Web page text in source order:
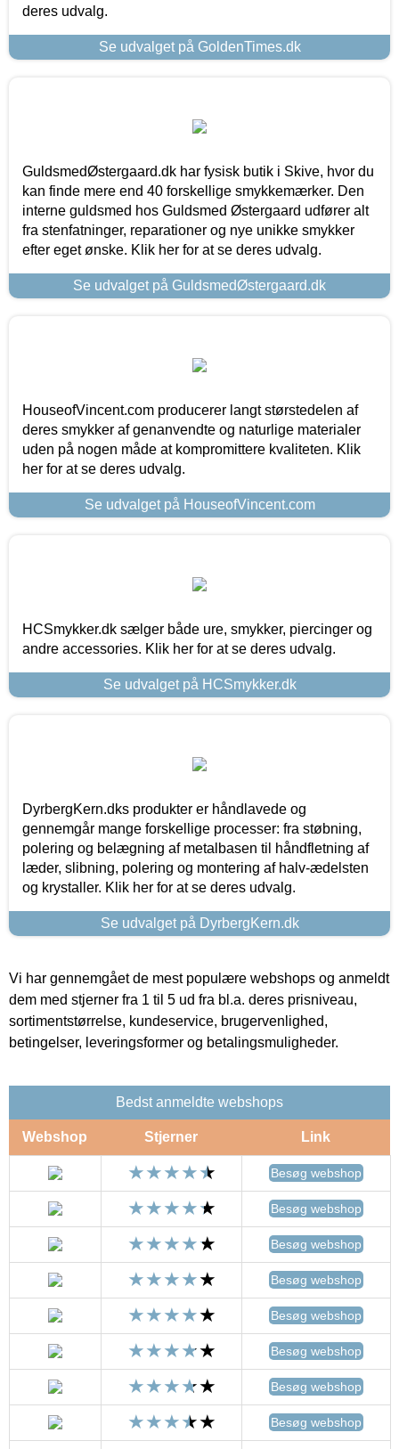
deres udvalg.
Se udvalget på GoldenTimes.dk
GuldsmedØstergaard.dk har fysisk butik i Skive, hvor du
kan finde mere end 40 forskellige smykkemærker. Den
interne guldsmed hos Guldsmed Østergaard udfører alt
fra stenfatninger, reparationer og nye unikke smykker
efter eget ønske. Klik her for at se deres udvalg.
Se udvalget på GuldsmedØstergaard.dk
HouseofVincent.com producerer langt størstedelen af
deres smykker af genanvendte og naturlige materialer
uden på nogen måde at kompromittere kvaliteten. Klik
her for at se deres udvalg.
Se udvalget på HouseofVincent.com
HCSmykker.dk sælger både ure, smykker, piercinger og
andre accessories. Klik her for at se deres udvalg.
Se udvalget på HCSmykker.dk
DyrbergKern.dks produkter er håndlavede og
gennemgår mange forskellige processer: fra støbning,
polering og belægning af metalbasen til håndfletning af
læder, slibning, polering og montering af halv-ædelsten
og krystaller. Klik her for at se deres udvalg.
Se udvalget på DyrbergKern.dk
Vi har gennemgået de mest populære webshops og anmeldt
dem med stjerner fra 1 til 5 ud fra bl.a. deres prisniveau,
sortimentstørrelse, kundeservice, brugervenlighed,
betingelser, leveringsformer og betalingsmuligheder.
Bedst anmeldte webshops
Webshop Stjerner Link
Besøg webshop
Besøg webshop
Besøg webshop
Besøg webshop
Besøg webshop
Besøg webshop
Besøg webshop
Besøg webshop